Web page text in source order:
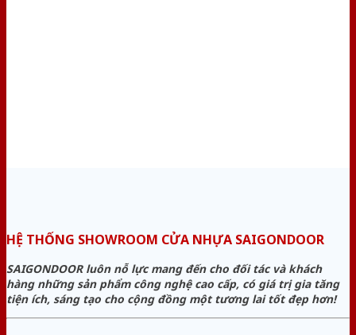
HỆ THỐNG SHOWROOM CỬA NHỰA SAIGONDOOR
SAIGONDOOR luôn nỗ lực mang đến cho đối tác và khách
hàng những sản phẩm công nghệ cao cấp, có giá trị gia tăng
tiện ích, sáng tạo cho cộng đồng một tương lai tốt đẹp hơn!